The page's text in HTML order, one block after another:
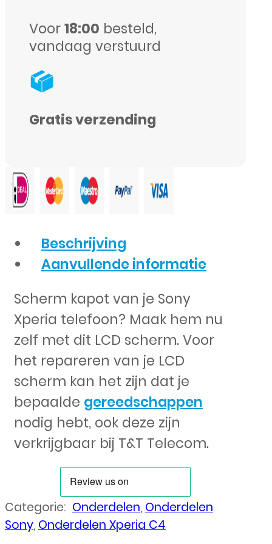
Voor18:00 besteld,
vandaag verstuurd
Gratis verzending
Beschrijving
Aanvullende informatie
Scherm kapot van je Sony
Xperia telefoon? Maak hem nu
zelf met dit LCD scherm. Voor
het repareren van je LCD
scherm kan het zijn dat je
bepaalde gereedschappen
nodig hebt, ook deze zijn
verkrijgbaar bij T&T Telecom.
Categorie: Onderdelen, Onderdelen
Sony, Onderdelen Xperia C4